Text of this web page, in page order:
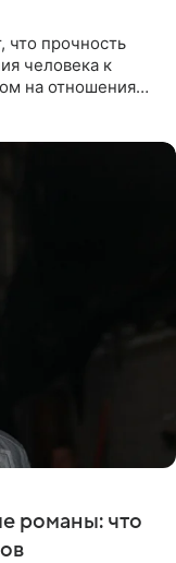
что прочность
человека к
на отношения
романы: что